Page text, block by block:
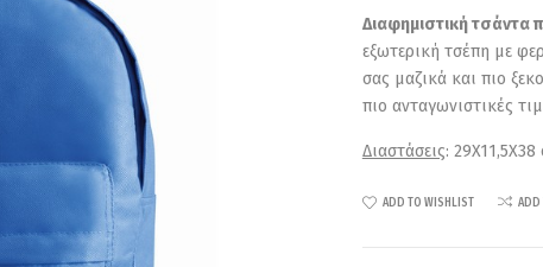
Διαφημιστική τσάντα
εξωτερική τσέπη με
σας μαζικά και πιο
πιο ανταγωνιστικές
Διαστάσεις: 29X11,5X38
ADD TO WISHLIST ADD